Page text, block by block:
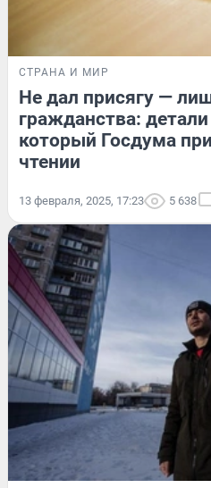
СТРАНА И МИР
Не дал присягу —
гражданства:
который Госдума
чтении
13 февраля, 2025, 17:23 5 638